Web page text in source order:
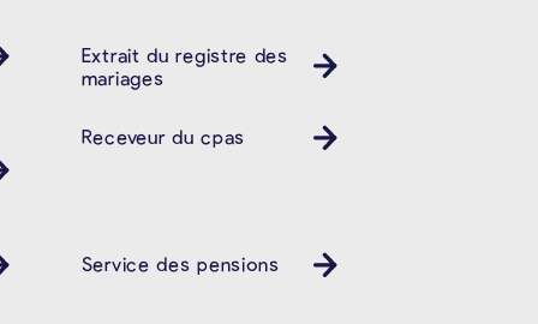
Extrait du registre des
mariages
Receveur du cpas
Service des pensions